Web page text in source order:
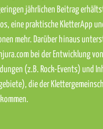
jährlichen Beitrag
eine praktische KletterApp
mehr. Darüber hinaus
bei der Entwicklung
(z.B. Rock-Events) und
die der